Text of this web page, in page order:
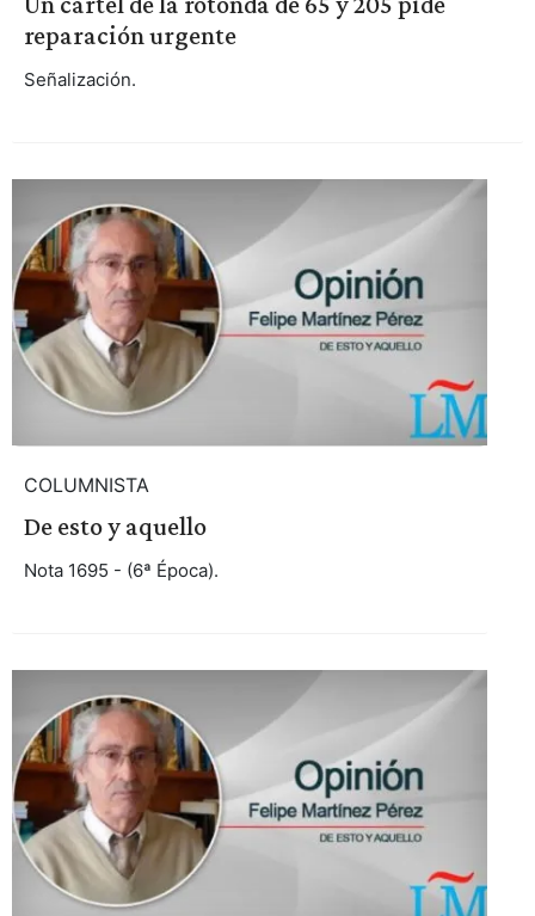
reparación urgente
Señalización.
COLUMNISTA
De esto y aquello
Nota 1695 - (6ª Época).